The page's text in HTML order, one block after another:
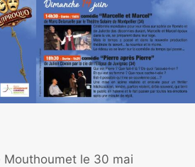
Mouthoumet le 30 mai